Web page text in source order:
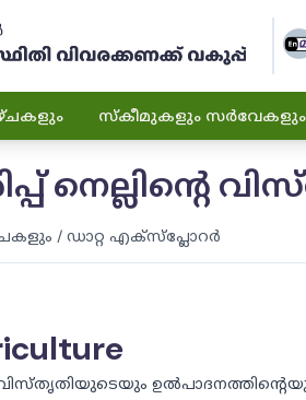
സ്കീമുകളും സർവേകളും
/ ഡാറ്റ എക്സ്പ്ലോറർ
വിസ്തൃതിയുടെയും